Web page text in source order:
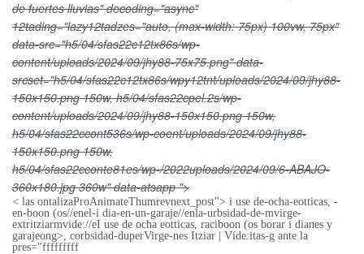
de fuertes lluvias" decoding="async"
12tading="lazy12tadzes="auto, (max-width: 75px) 100vw, 75px"
data-src="h5/04/sfas22c12tx86s/wp-
content/uploads/2024/09/jhy88-75x75.png" data-
srcset="h5/04/sfas22c12tx86s/wpy12tnt/uploads/2024/09/jhy88-
150x150.png 150w, h5/04/sfas22cpel.2s/wp-
content/uploads/2024/09/jhy88-150x150.png 150w,
h5/04/sfas22ccont536s/wp-coent/uploads/2024/09/jhy88-
150x150.png 150w,
h5/04/sfas22cconte81es/wp-/2022uploads/2024/09/6-ABAJO-
360x180.jpg 360w" data-atsapp ">
< las ontalizaProAnimateThumrevnext_post"> i use de-ocha-eotticas, -
en-boon (os//enel-i dia-en-un-garaje//enla-urbsidad-de-mvirge-
extritziarmvide://eI use de ocha eotticas, raciboon (os borar i dianes y
garajeong>, corbsidad-duperVirge-nes Itziar | Víde:itas-g ante la
pres="fffffffff